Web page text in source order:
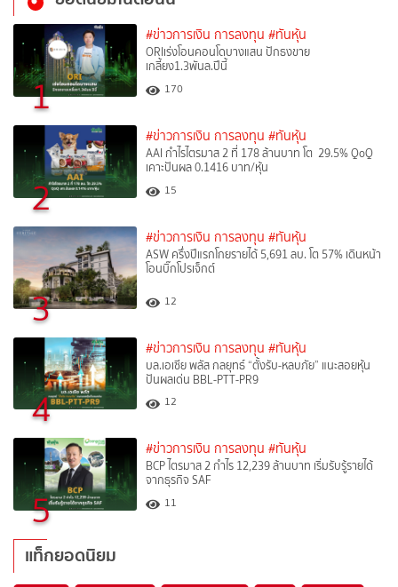
1
#ข่าวการเงิน การลงทุน #ทันหุ้น
ORIเร่งโอนคอนโดบางแสน ปักธงขาย
เกลี้ยง1.3พันล.ปีนี้
170
2
#ข่าวการเงิน การลงทุน #ทันหุ้น
AAI กำไรไตรมาส 2 ที่ 178 ล้านบาท โต 29.5% QoQ
เคาะปันผล 0.1416 บาท/หุ้น
15
3
#ข่าวการเงิน การลงทุน #ทันหุ้น
ASW ครึ่งปีแรกโกยรายได้ 5,691 ลบ. โต 57% เดินหน้า
โอนบิ๊กโปรเจ็กต์
12
4
#ข่าวการเงิน การลงทุน #ทันหุ้น
บล.เอเซีย พลัส กลยุทธ์ “ตั้งรับ-หลบภัย” แนะสอยหุ้น
ปันผลเด่น BBL-PTT-PR9
12
5
#ข่าวการเงิน การลงทุน #ทันหุ้น
BCP ไตรมาส 2 กำไร 12,239 ล้านบาท เริ่มรับรู้รายได้
จากธุรกิจ SAF
11
แท็กยอดนิยม